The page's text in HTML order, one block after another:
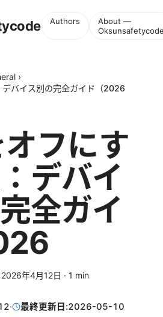
Authors
About —
›
バイス別の完全ガイド（2026
フにす
デバイ
全ガイ
2026年4月12日 · 1 min
· 最終更新日:2026-05-10